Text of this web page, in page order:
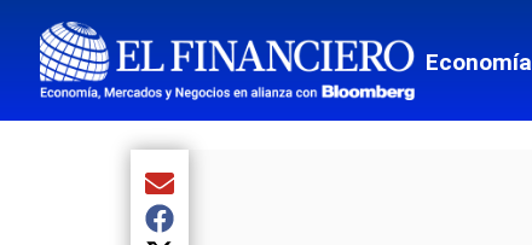
Economía
Compartir el artículo actual mediante Email
Compartir el artículo actual mediante Facebook